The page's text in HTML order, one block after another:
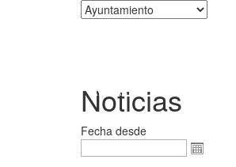
Noticias
Fecha desde